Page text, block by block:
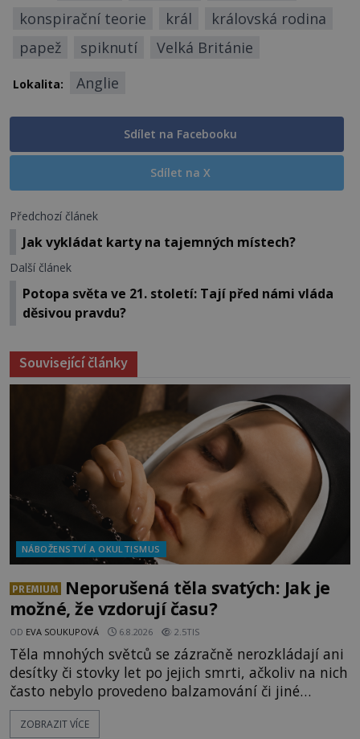
konspirační teorie
král
královská rodina
papež
spiknutí Velká Británie
Lokalita: Anglie
Sdílet na Facebooku
Sdílet na X
Předchozí článek
Jak vykládat karty na tajemných místech?
Další článek
Potopa světa ve 21. století: Tají před námi vláda
děsivou pravdu?
Související články
NÁBOŽENSTVÍ A OKULTISMUS
PREMIUM
Neporušená těla svatých: Jak je
možné, že vzdorují času?
OD EVA SOUKUPOVÁ 6.8.2026 2.5TIS
Těla mnohých světců se zázračně nerozkládají ani
desítky či stovky let po jejich smrti, ačkoliv na nich
často nebylo provedeno balzamování či jiné
pokusy o konzervaci. Neporušené ostatky bývají
považovány za důkaz svatosti zemřelých. Jaké
ZOBRAZIT VÍCE